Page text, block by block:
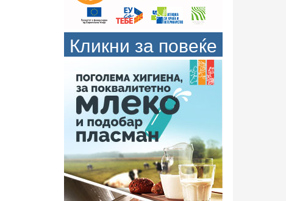
Кликни за повеќе